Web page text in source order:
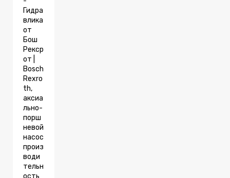
Гидра
влика
от
Бош
Рекср
от |
Bosch
Rexro
th,
аксиа
льно-
порш
невой
насос
произ
води
тельн